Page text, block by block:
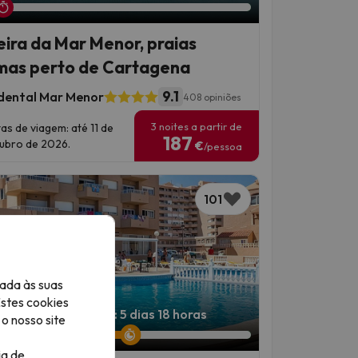
da Mar Menor, praias
perto de Cartagena
Mar Menor 9.1 408 opiniões
de viagem: até 11 de
de 2026.
3 noites a partir de
187 €/pessoa
101
termina em: 5 dias 18 horas
às suas
cookies
nosso site
de